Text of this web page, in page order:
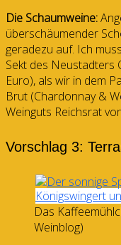
Die Schaumweine:
überschäumender
geradezu auf. Ich
Sekt des Neustadters
Euro), als wir in dem
Brut (Chardonnay &
Weinguts Reichsrat
Vorschlag 3:
Das
Weinblog)